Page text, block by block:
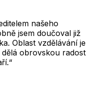
našeho
jsem doučoval již
Oblast vzdělávání je
obrovskou radost